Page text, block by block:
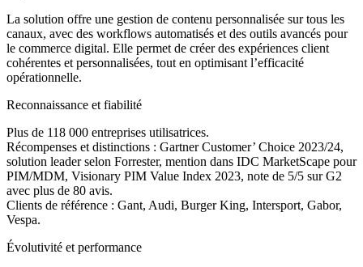
La solution offre une gestion de contenu personnalisée sur tous les
canaux, avec des workflows automatisés et des outils avancés pour
le commerce digital. Elle permet de créer des expériences client
cohérentes et personnalisées, tout en optimisant l’efficacité
opérationnelle.
Reconnaissance et fiabilité
Plus de 118 000 entreprises utilisatrices.
Récompenses et distinctions : Gartner Customer’ Choice 2023/24,
solution leader selon Forrester, mention dans IDC MarketScape pour
PIM/MDM, Visionary PIM Value Index 2023, note de 5/5 sur G2
avec plus de 80 avis.
Clients de référence : Gant, Audi, Burger King, Intersport, Gabor,
Vespa.
Évolutivité et performance